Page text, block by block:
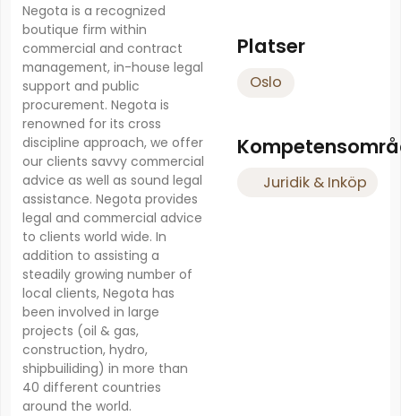
Negota is a recognized
boutique firm within
commercial and contract
management, in-house legal
support and public
procurement. Negota is
renowned for its cross
discipline approach, we offer
our clients savvy commercial
advice as well as sound legal
assistance. Negota provides
legal and commercial advice
to clients world wide. In
addition to assisting a
steadily growing number of
local clients, Negota has
been involved in large
projects (oil & gas,
construction, hydro,
shipbuiliding) in more than
40 different countries
around the world.
Platser
Oslo
Juridik & Inköp